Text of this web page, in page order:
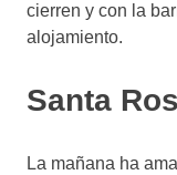
cierren y con la
alojamiento.
Santa
La mañana ha